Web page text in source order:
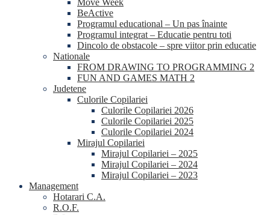
Move Week
BeActive
Programul educational – Un pas înainte
Programul integrat – Educatie pentru toti
Dincolo de obstacole – spre viitor prin educatie
Nationale
FROM DRAWING TO PROGRAMMING 2
FUN AND GAMES MATH 2
Judetene
Culorile Copilariei
Culorile Copilariei 2026
Culorile Copilariei 2025
Culorile Copilariei 2024
Mirajul Copilariei
Mirajul Copilariei – 2025
Mirajul Copilariei – 2024
Mirajul Copilariei – 2023
Management
Hotarari C.A.
R.O.F.